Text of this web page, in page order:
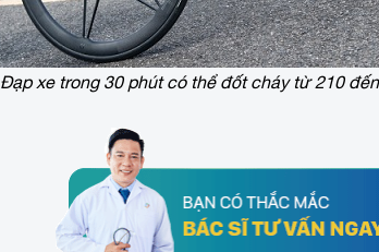
Đạp xe trong 30 phút có thể đốt cháy từ 210